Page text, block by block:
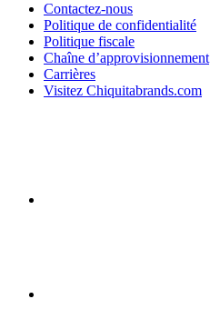
Contactez-nous
Politique de confidentialité
Politique fiscale
Chaîne d’approvisionnement
Carrières
Visitez Chiquitabrands.com